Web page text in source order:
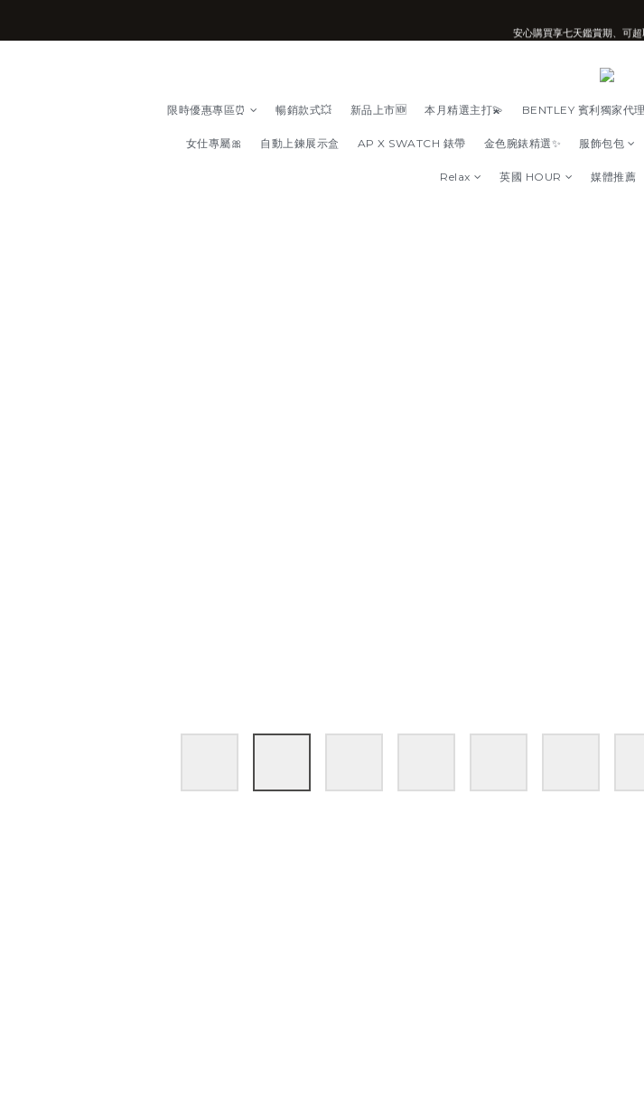
限時優惠專區⏰ 暢銷款式💥 新品上市🆕 本月精選主打💫 BENTLEY 賓利獨家代
女仕專屬🎀 自動上鍊展示盒 AP X SWATCH 錶帶 金色腕錶精選✨ 服飾包包
Relax 英國 HOUR 媒體推薦